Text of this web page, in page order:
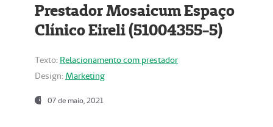
Prestador Mosaicum Espaço
Clínico Eireli (51004355-5)
Texto: Relacionamento com prestador
Design: Marketing
07 de maio, 2021